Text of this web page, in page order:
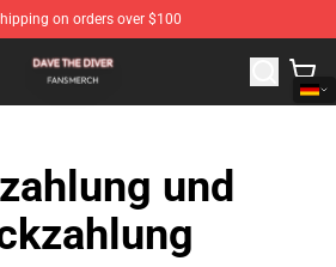
on orders over $100
- Official Dave The Diver
und